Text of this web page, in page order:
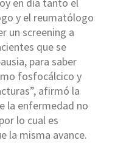
en día tanto el
y el reumatólogo
un screening a
que se
para saber
fosfocálcico y
afirmó la
la enfermedad no
lo cual es
la misma avance.